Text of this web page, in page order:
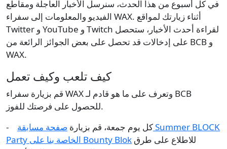
في كل أسبوع من هذا الحدث، سنرسل الأخبار العاجلة ومقاطع
الفيديو والمعلومات إلى سفراء WAX. أثناء زيارتك لمواقع
Twitter و YouTube و Twitch لقراءة أحدث الأخبار، ستحصل
على إدخالات قد تحصل على بعض الجوائز الرائعة من BCB و
WAX.
كيف تلعب وكيف تعمل
قم بزيارة سفراء WAX وتعرف على ما هو قادم لـ BCB
للحصول على فرصتك للفوز.
- كل يوم جمعة، قم بزيارة صفحة مسابقة Summer BLOCK
Party الخاصة بنا على Bounty Blok